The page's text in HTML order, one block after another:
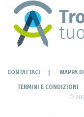
CONTATTACI MAPPA
TERMINI E CONDIZIONI
©